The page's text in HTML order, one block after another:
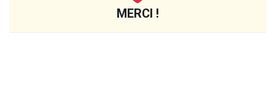
MERCI !